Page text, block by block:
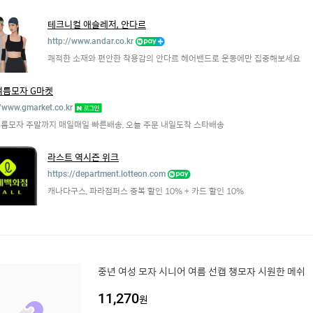
테크니컬 애슬레저, 안다르
http://www.andar.co.kr
쾌적한 소재와 편안한 착용감의 안다르 헤어밴드로 운동에만 집중해보세요
모자 G마켓
모자 주말까지 매일매일 빠른배송, 오늘 주문 내일도착 스타배송
라스트 역시즌 위크
https://department.lotteon.com
캐나다구스, 파라점퍼스 중복 할인 10% + 카드 할인 10%
중년 여성 모자 시니어 여름 선캡 챙모자 시원한 메쉬
11,270원